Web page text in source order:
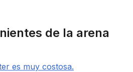
de la arena
es muy costosa.